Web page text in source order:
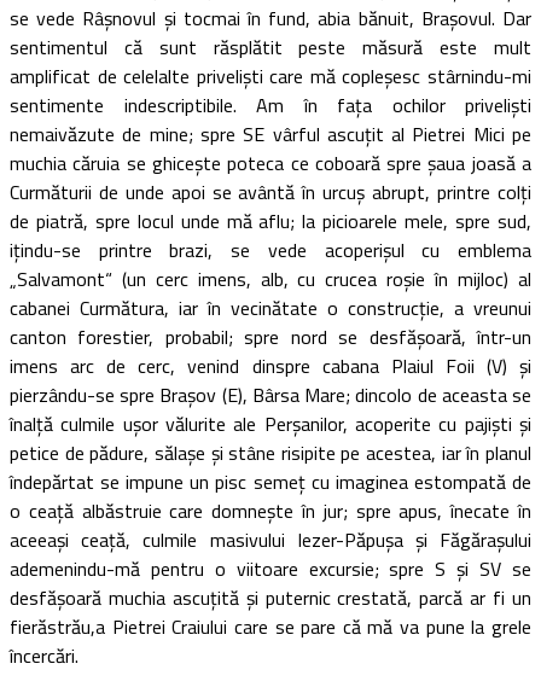
se vede Râşnovul şi tocmai în fund, abia bănuit, Braşovul. Dar
sentimentul că sunt răsplătit peste măsură este mult
amplificat de celelalte privelişti care mă copleşesc stârnindu-mi
sentimente indescriptibile. Am în faţa ochilor privelişti
nemaivăzute de mine; spre SE vârful ascuţit al Pietrei Mici pe
muchia căruia se ghiceşte poteca ce coboară spre şaua joasă a
Curmăturii de unde apoi se avântă în urcuş abrupt, printre colţi
de piatră, spre locul unde mă aflu; la picioarele mele, spre sud,
iţindu-se printre brazi, se vede acoperişul cu emblema
„Salvamont“ (un cerc imens, alb, cu crucea roşie în mijloc) al
cabanei Curmătura, iar în vecinătate o construcţie, a vreunui
canton forestier, probabil; spre nord se desfăşoară, într-un
imens arc de cerc, venind dinspre cabana Plaiul Foii (V) şi
pierzându-se spre Braşov (E), Bârsa Mare; dincolo de aceasta se
înalţă culmile uşor vălurite ale Perşanilor, acoperite cu pajişti şi
petice de pădure, sălaşe şi stâne risipite pe acestea, iar în planul
îndepărtat se impune un pisc semeţ cu imaginea estompată de
o ceaţă albăstruie care domneşte în jur; spre apus, înecate în
aceeaşi ceaţă, culmile masivului Iezer-Păpuşa şi Făgăraşului
ademenindu-mă pentru o viitoare excursie; spre S şi SV se
desfăşoară muchia ascuţită şi puternic crestată, parcă ar fi un
fierăstrău,a Pietrei Craiului care se pare că mă va pune la grele
încercări.